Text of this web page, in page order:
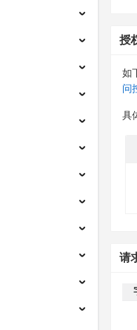
授
如
问
具
请